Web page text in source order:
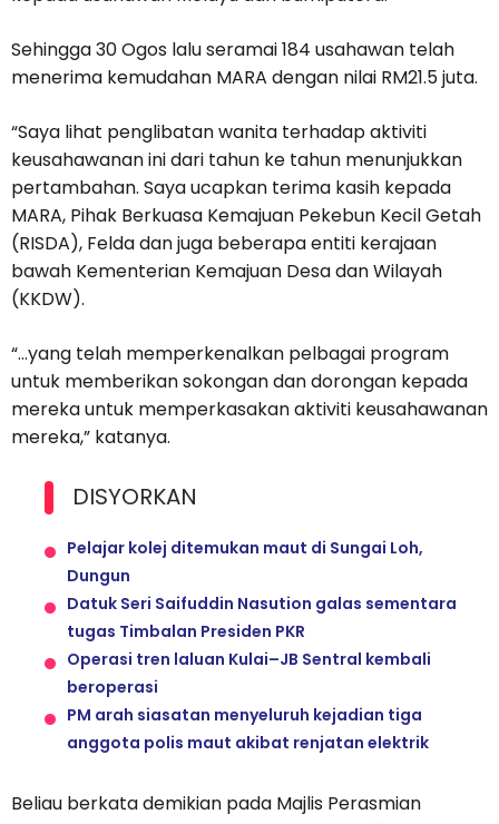
Sehingga 30 Ogos lalu seramai 184 usahawan telah
menerima kemudahan MARA dengan nilai RM21.5 juta.
“Saya lihat penglibatan wanita terhadap aktiviti
keusahawanan ini dari tahun ke tahun menunjukkan
pertambahan. Saya ucapkan terima kasih kepada
MARA, Pihak Berkuasa Kemajuan Pekebun Kecil Getah
(RISDA), Felda dan juga beberapa entiti kerajaan
bawah Kementerian Kemajuan Desa dan Wilayah
(KKDW).
“…yang telah memperkenalkan pelbagai program
untuk memberikan sokongan dan dorongan kepada
mereka untuk memperkasakan aktiviti keusahawanan
mereka,” katanya.
DISYORKAN
Pelajar kolej ditemukan maut di Sungai Loh,
Dungun
Datuk Seri Saifuddin Nasution galas sementara
tugas Timbalan Presiden PKR
Operasi tren laluan Kulai–JB Sentral kembali
beroperasi
PM arah siasatan menyeluruh kejadian tiga
anggota polis maut akibat renjatan elektrik
Beliau berkata demikian pada Majlis Perasmian